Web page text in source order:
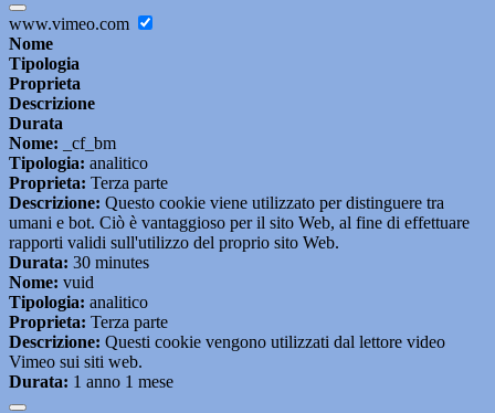
www.vimeo.com
Nome
Tipologia
Proprieta
Descrizione
Durata
Nome: _cf_bm
Tipologia: analitico
Proprieta: Terza parte
Descrizione: Questo cookie viene utilizzato per distinguere tra
umani e bot. Ciò è vantaggioso per il sito Web, al fine di effettuare
rapporti validi sull'utilizzo del proprio sito Web.
Durata: 30 minutes
Nome: vuid
Tipologia: analitico
Proprieta: Terza parte
Descrizione: Questi cookie vengono utilizzati dal lettore video
Vimeo sui siti web.
Durata: 1 anno 1 mese